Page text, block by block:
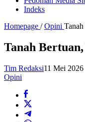
Indeks
Homepage / Opini
Tanah
Tim Redaksi11 Mei 2026
Opini